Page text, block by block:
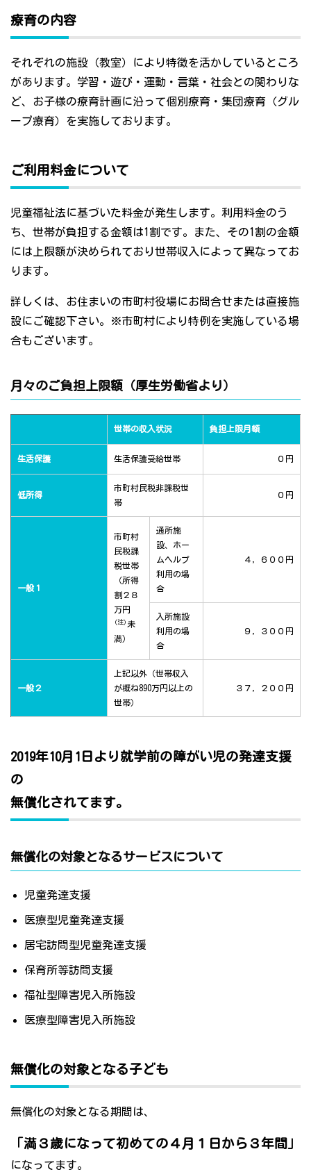
療育の内容
それぞれの施設（教室）により特徴を活かしているところ
があります。学習・遊び・運動・言葉・社会との関わりな
ど、お子様の療育計画に沿って個別療育・集団療育（グル
ープ療育）を実施しております。
ご利用料金について
児童福祉法に基づいた料金が発生します。利用料金のう
ち、世帯が負担する金額は1割です。また、その1割の金額
には上限額が決められており世帯収入によって異なってお
ります。
詳しくは、お住まいの市町村役場にお問合せまたは直接施
設にご確認下さい。※市町村により特例を実施している場
合もございます。
月々のご負担上限額（厚生労働省より）
世帯の収入状況 負担上限月額
生活保護 生活保護受給世帯 ０円
低所得
市町村民税非課税世
帯
０円
一般１
市町村
民税課
税世帯
（所得
割２８
万円
(注) 未
満）
通所施
設、ホー
ムヘルプ
利用の場
合
４，６００円
入所施設
利用の場
合
９，３００円
一般２
上記以外（世帯収入
が概ね890万円以上の
世帯）
３７，２００円
2019年10月1日より就学前の障がい児の発達支援
の
無償化されてます。
無償化の対象となるサービスについて
児童発達支援
医療型児童発達支援
居宅訪問型児童発達支援
保育所等訪問支援
福祉型障害児入所施設
医療型障害児入所施設
無償化の対象となる子ども
無償化の対象となる期間は、
「満３歳になって初めての４月１日から３年間」
になってます。